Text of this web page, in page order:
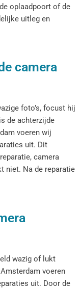
oplaadpoort of de
uitleg en
camera
foto’s, focust hij
de achterzijde
voeren wij
uit. Dit
camera
niet. Na de reparatie
wazig of lukt
voeren
uit. Door de